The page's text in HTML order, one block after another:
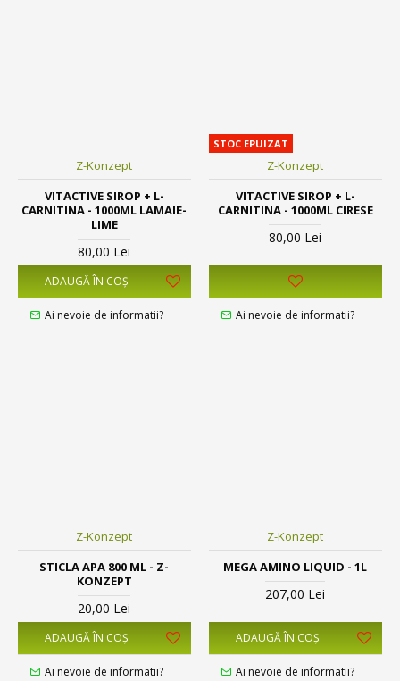
Z-Konzept
VITACTIVE SIROP + L-
CARNITINA - 1000ML LAMAIE-
LIME
80,00 Lei
ADAUGĂ ÎN COŞ
Ai nevoie de informatii?
STOC EPUIZAT
Z-Konzept
VITACTIVE SIROP + L-
CARNITINA - 1000ML CIRESE
80,00 Lei
Ai nevoie de informatii?
Z-Konzept
STICLA APA 800 ML - Z-
KONZEPT
20,00 Lei
ADAUGĂ ÎN COŞ
Ai nevoie de informatii?
Z-Konzept
MEGA AMINO LIQUID - 1L
207,00 Lei
ADAUGĂ ÎN COŞ
Ai nevoie de informatii?